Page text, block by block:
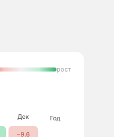
рост
Дек Год
−9.6